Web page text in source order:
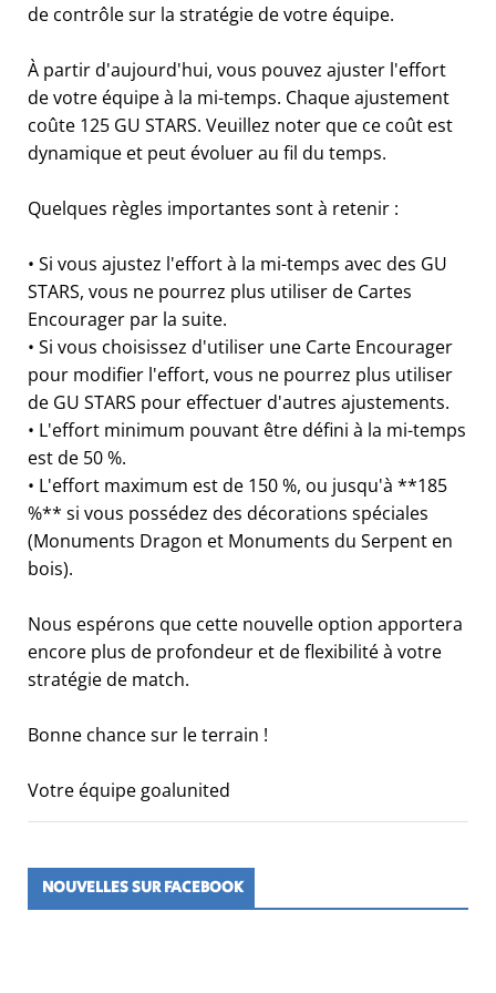
de contrôle sur la stratégie de votre équipe.
À partir d'aujourd'hui, vous pouvez ajuster l'effort
de votre équipe à la mi-temps. Chaque ajustement
coûte 125 GU STARS. Veuillez noter que ce coût est
dynamique et peut évoluer au fil du temps.
Quelques règles importantes sont à retenir :
• Si vous ajustez l'effort à la mi-temps avec des GU
STARS, vous ne pourrez plus utiliser de Cartes
Encourager par la suite.
• Si vous choisissez d'utiliser une Carte Encourager
pour modifier l'effort, vous ne pourrez plus utiliser
de GU STARS pour effectuer d'autres ajustements.
• L'effort minimum pouvant être défini à la mi-temps
est de 50 %.
• L'effort maximum est de 150 %, ou jusqu'à **185
%** si vous possédez des décorations spéciales
(Monuments Dragon et Monuments du Serpent en
bois).
Nous espérons que cette nouvelle option apportera
encore plus de profondeur et de flexibilité à votre
stratégie de match.
Bonne chance sur le terrain !
Votre équipe goalunited
NOUVELLES SUR FACEBOOK